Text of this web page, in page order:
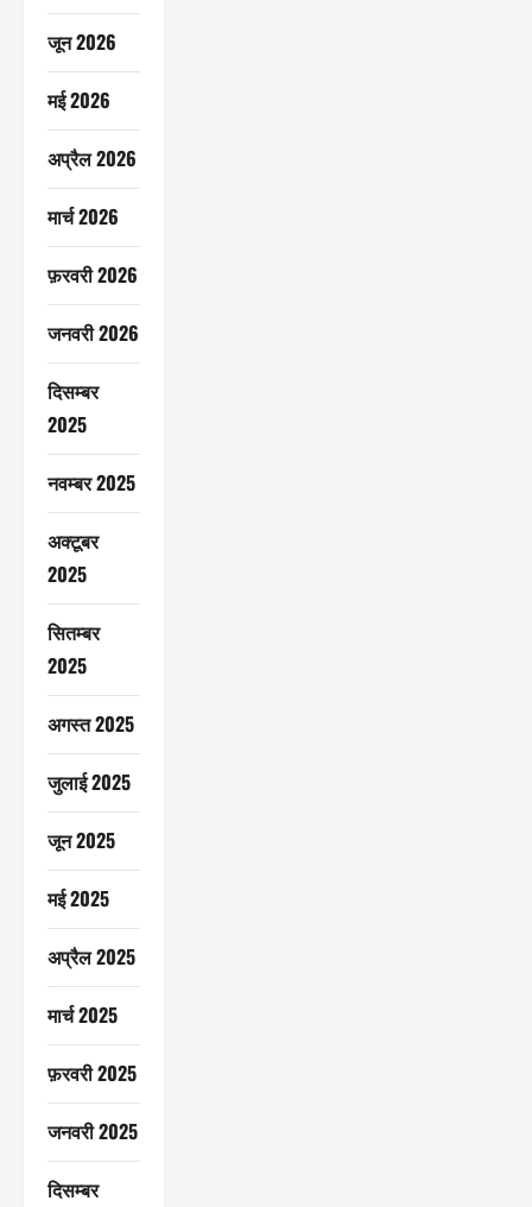
जून 2026
मई 2026
अप्रैल 2026
मार्च 2026
फ़रवरी 2026
जनवरी 2026
दिसम्बर
2025
नवम्बर 2025
अक्टूबर
2025
सितम्बर
2025
अगस्त 2025
जुलाई 2025
जून 2025
मई 2025
अप्रैल 2025
मार्च 2025
फ़रवरी 2025
जनवरी 2025
दिसम्बर